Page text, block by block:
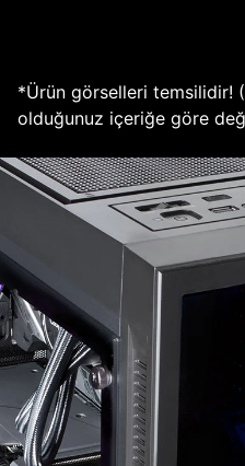
*Ürün görselleri temsilidir!
olduğunuz içeriğe göre